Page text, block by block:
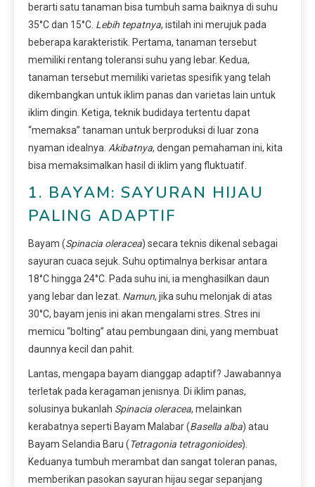
berarti satu tanaman bisa tumbuh sama baiknya di suhu
35°C dan 15°C. Lebih tepatnya, istilah ini merujuk pada
beberapa karakteristik. Pertama, tanaman tersebut
memiliki rentang toleransi suhu yang lebar. Kedua,
tanaman tersebut memiliki varietas spesifik yang telah
dikembangkan untuk iklim panas dan varietas lain untuk
iklim dingin. Ketiga, teknik budidaya tertentu dapat
“memaksa” tanaman untuk berproduksi di luar zona
nyaman idealnya. Akibatnya, dengan pemahaman ini, kita
bisa memaksimalkan hasil di iklim yang fluktuatif.
1. BAYAM: SAYURAN HIJAU
PALING ADAPTIF
Bayam (Spinacia oleracea) secara teknis dikenal sebagai
sayuran cuaca sejuk. Suhu optimalnya berkisar antara
18°C hingga 24°C. Pada suhu ini, ia menghasilkan daun
yang lebar dan lezat. Namun, jika suhu melonjak di atas
30°C, bayam jenis ini akan mengalami stres. Stres ini
memicu “bolting” atau pembungaan dini, yang membuat
daunnya kecil dan pahit.
Lantas, mengapa bayam dianggap adaptif? Jawabannya
terletak pada keragaman jenisnya. Di iklim panas,
solusinya bukanlah Spinacia oleracea, melainkan
kerabatnya seperti Bayam Malabar (Basella alba) atau
Bayam Selandia Baru (Tetragonia tetragonioides).
Keduanya tumbuh merambat dan sangat toleran panas,
memberikan pasokan sayuran hijau segar sepanjang